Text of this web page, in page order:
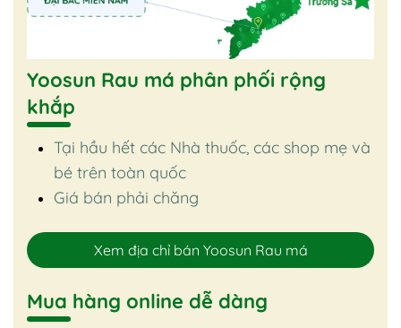
Yoosun Rau má phân phối rộng
khắp
Tại hầu hết các Nhà thuốc, các shop mẹ và
bé trên toàn quốc
Giá bán phải chăng
Xem địa chỉ bán Yoosun Rau má
Mua hàng online dễ dàng